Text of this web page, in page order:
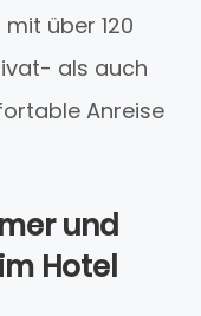
über 120
als auch
Anreise
und
Hotel